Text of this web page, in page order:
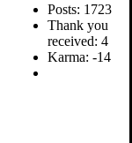
Posts: 1723
Thank you
received: 4
Karma: -14